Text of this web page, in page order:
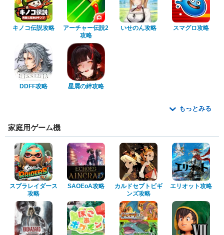
キノコ伝説攻略
アーチャー伝説2
攻略
いせのん攻略 スマグロ攻略
DDFF攻略 星屑の絆攻略
もっとみる
家庭用ゲーム機
スプラレイダース
攻略
SAOEoA攻略
カルドセプトビギ
ンズ攻略
エリオット攻略